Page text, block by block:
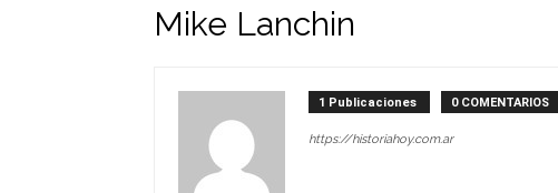
Mike Lanchin
1 Publicaciones 0 COMENTARIOS
https://historiahoy.com.ar